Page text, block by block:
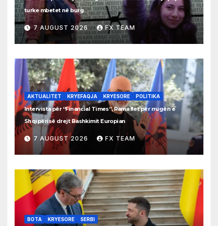
turke mbetet në burg
7 AUGUST 2026 FX TEAM
AKTUALITET KRYEFAQJA KRYESORE POLITIKA
Intervista për “Financial Times”, Rama flet për rrugën e
Shqipërisë drejt Bashkimit Europian
7 AUGUST 2026 FX TEAM
BOTA KRYESORE SERBI